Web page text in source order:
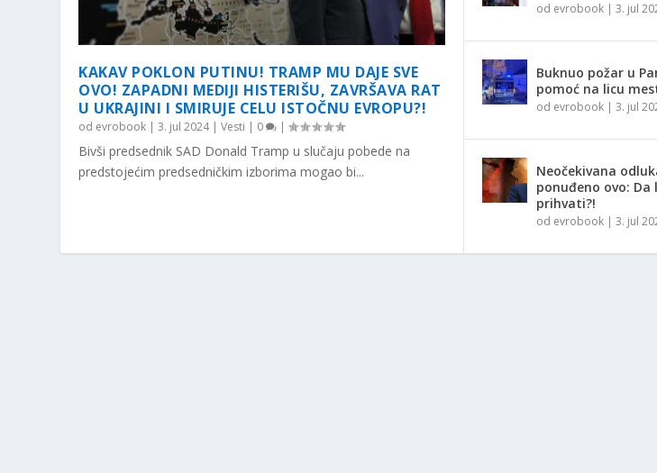
KAKAV POKLON PUTINU! TRAMP MU DAJE SVE
OVO! ZAPADNI MEDIJI HISTERIŠU, ZAVRŠAVA RAT
U UKRAJINI I SMIRUJE CELU ISTOČNU EVROPU?!
od evrobook |3. jul 2024|Vesti | 0 |
Bivši predsednik SAD Donald Tramp u slučaju pobede na
predstojećim predsedničkim izborima mogao bi...
od evrobook| 3. jul
Buknuo požar u
pomoć na licu
od evrobook| 3. jul
Neočekivana
ponuđeno ovo:
prihvati?!
od evrobook| 3. jul